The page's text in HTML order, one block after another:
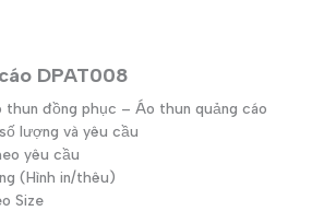
DPAT008
thun đồng phục – Áo thun quảng cáo
lượng và yêu cầu
yêu cầu
(Hình in/thêu)
Size